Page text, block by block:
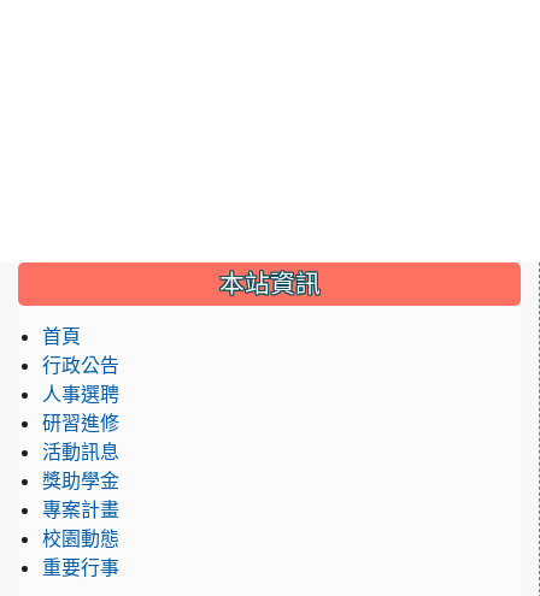
::: 本站資訊
首頁
行政公告
人事選聘
研習進修
活動訊息
獎助學金
專案計畫
校園動態
重要行事